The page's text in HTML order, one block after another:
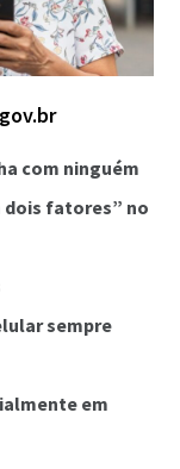
com ninguém
dois fatores” no
sempre
em